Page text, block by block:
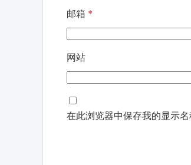
邮箱 *
网站
在此浏览器中保存我的显示